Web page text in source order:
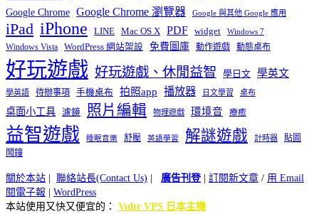
Google Chrome Google Chrome 瀏覽器 Google 與其他 Google 應用
iPad iPhone LINE Mac OS X PDF widget Windows 7
Windows Vista WordPress 網站架設 免費圖庫 動作遊戲 動態桌布
好玩遊戲 好玩遊戲、休閒益智 學日文 學英文
學英語 待辦事項 手機桌布 拍照app 播放器 日文學習 桌布
桌面小工具 濾鏡 照片編輯 物理遊戲 環境音 療癒
益智遊戲 睡眠音樂 舒壓 英語學習 解謎遊戲 計時器
貼圖
鬧鐘
關於本站 聯絡站長(Contact Us) 廣告刊登| 訂閱新文章 / 用 Email
閱電子報
WordPress
本站使用又快又便宜的： Vultr VPS 日本主機